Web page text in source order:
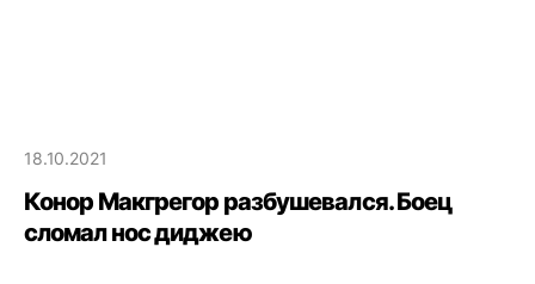
18.10.2021
Конор Макгрегор разбушевался. Боец
сломал нос диджею